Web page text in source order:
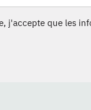
j'accepte que les